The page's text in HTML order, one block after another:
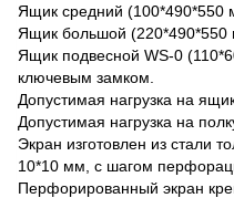
Ящик средний (100*490*550
Ящик большой (220*490*550
Ящик подвесной WS-0
ключевым замком.
Допустимая нагрузка на
Допустимая нагрузка на
Экран изготовлен из стали
10*10 мм, с шагом
Перфорированный экран